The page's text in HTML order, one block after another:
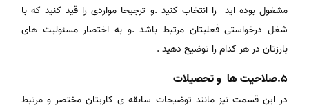
مشغول بوده اید را انتخاب کنید .و ترجیحا مواردی را قید کنید که با
شغل درخواستی فعلیتان مرتبط باشد .و به اختصار مسئولیت های
بارزتان در هر کدام را توضیح دهید .
5.صلاحیت ها و تحصیلات
در این قسمت نیز مانند توضیحات سابقه ی کاریتان مختصر و مرتبط